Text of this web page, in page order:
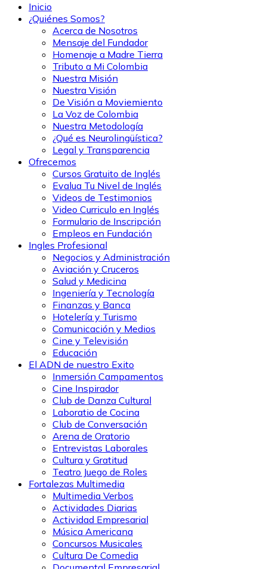
Inicio
¿Quiénes Somos?
Acerca de Nosotros
Mensaje del Fundador
Homenaje a Madre Tierra
Tributo a Mi Colombia
Nuestra Misión
Nuestra Visión
De Visión a Moviemiento
La Voz de Colombia
Nuestra Metodología
¿Qué es Neurolingüística?
Legal y Transparencia
Ofrecemos
Cursos Gratuito de Inglés
Evalua Tu Nivel de Inglés
Videos de Testimonios
Video Curriculo en Inglés
Formulario de Inscripción
Empleos en Fundación
Ingles Profesional
Negocios y Administración
Aviación y Cruceros
Salud y Medicina
Ingeniería y Tecnología
Finanzas y Banca
Hotelería y Turismo
Comunicación y Medios
Cine y Televisión
Educación
El ADN de nuestro Exito
Inmersión Campamentos
Cine Inspirador
Club de Danza Cultural
Laboratio de Cocina
Club de Conversación
Arena de Oratorio
Entrevistas Laborales
Cultura y Gratitud
Teatro Juego de Roles
Fortalezas Multimedia
Multimedia Verbos
Actividades Diarias
Actividad Empresarial
Música Americana
Concursos Musicales
Cultura De Comedia